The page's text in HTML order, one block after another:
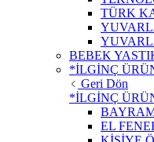
TÜRK
BEBEK
*İLGİNÇ
Geri Dön
*İLGİNÇ
EL